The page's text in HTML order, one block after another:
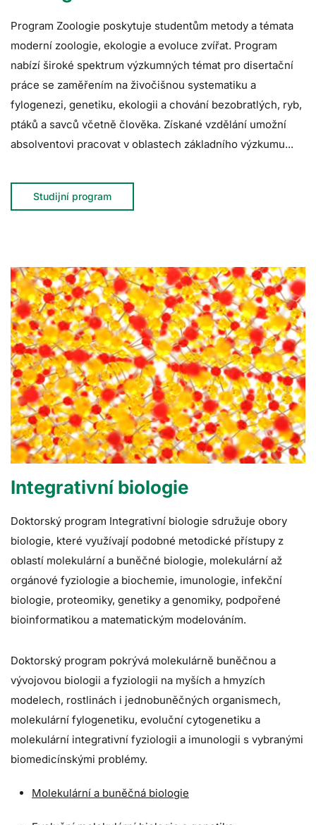
Program Zoologie poskytuje studentům metody a témata
moderní zoologie, ekologie a evoluce zvířat. Program
nabízí široké spektrum výzkumných témat pro disertační
práce se zaměřením na živočišnou systematiku a
fylogenezi, genetiku, ekologii a chování bezobratlých, ryb,
ptáků a savců včetně člověka. Získané vzdělání umožní
absolventovi pracovat v oblastech základního výzkumu...
Studijní program
Integrativní biologie
Doktorský program Integrativní biologie sdružuje obory
biologie, které využívají podobné metodické přístupy z
oblastí molekulární a buněčné biologie, molekulární až
orgánové fyziologie a biochemie, imunologie, infekční
biologie, proteomiky, genetiky a genomiky, podpořené
bioinformatikou a matematickým modelováním.
Doktorský program pokrývá molekulárně buněčnou a
vývojovou biologii a fyziologii na myších a hmyzích
modelech, rostlinách i jednobuněčných organismech,
molekulární fylogenetiku, evoluční cytogenetiku a
molekulární integrativní fyziologii a imunologii s vybranými
biomedicínskými problémy.
Molekulární a buněčná biologie